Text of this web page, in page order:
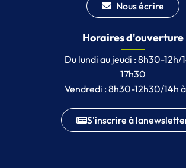
Nous écrire
Horaires d'ouverture
Du lundi au jeudi : 8h30-12h/
17h30
Vendredi : 8h30-12h30/14h à
S'inscrire à la